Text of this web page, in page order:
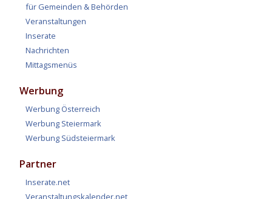
für Gemeinden & Behörden
Veranstaltungen
Inserate
Nachrichten
Mittagsmenüs
Werbung
Werbung Österreich
Werbung Steiermark
Werbung Südsteiermark
Partner
Inserate.net
Veranstaltungskalender.net